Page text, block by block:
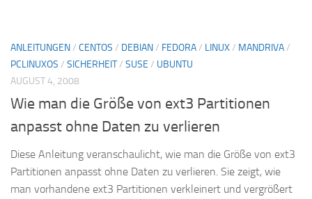
ANLEITUNGEN/ CENTOS / DEBIAN/ FEDORA/ LINUX/ MANDRIVA/
PCLINUXOS / SICHERHEIT/ SUSE / UBUNTU
AUGUST 4, 2008
Wie man die Größe von ext3 Partitionen
anpasst ohne Daten zu verlieren
Diese Anleitung veranschaulicht, wie man die Größe von ext3
Partitionen anpasst ohne Daten zu verlieren. Sie zeigt, wie
man vorhandene ext3 Partitionen verkleinert und vergrößert